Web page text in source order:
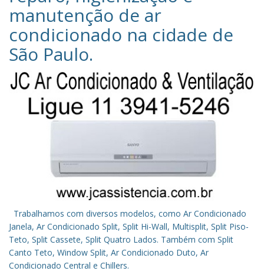
manutenção de ar
condicionado na cidade de
São Paulo.
Trabalhamos com diversos modelos, como Ar Condicionado
Janela, Ar Condicionado Split, Split Hi-Wall, Multisplit, Split Piso-
Teto, Split Cassete, Split Quatro Lados. Também com Split
Canto Teto, Window Split, Ar Condicionado Duto, Ar
Condicionado Central e Chillers.